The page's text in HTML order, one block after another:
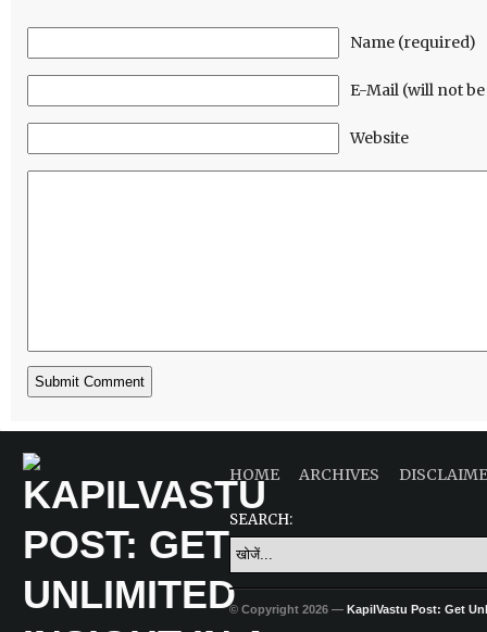
Name (required)
E-Mail (will not
Website
HOME ARCHIVES
SEARCH:
© Copyright 2026 — KapilVastu Post: Get